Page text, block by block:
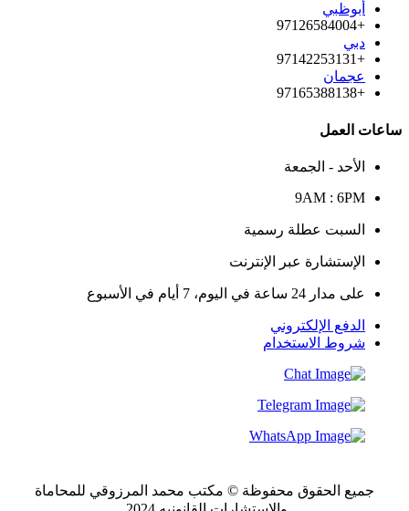
أبوظبي
+97126584004
دبي
+97142253131
عجمان
+97165388138
ساعات العمل
الأحد - الجمعة
9AM : 6PM
السبت عطلة رسمية
الإستشارة عبر الإنترنت
على مدار 24 ساعة في اليوم، 7 أيام في الأسبوع
الدفع الإلكتروني
شروط الاستخدام
جميع الحقوق محفوظة © مكتب محمد المرزوقي للمحاماة